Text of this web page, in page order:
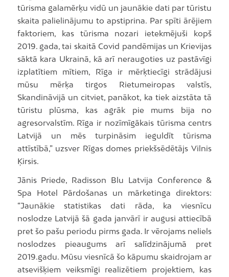
tūrisma galamērķu vidū un jaunākie dati par tūristu
skaita palielinājumu to apstiprina. Par spīti ārējiem
faktoriem, kas tūrisma nozari ietekmējuši kopš
2019. gada, tai skaitā Covid pandēmijas un Krievijas
sāktā kara Ukrainā, kā arī neraugoties uz pastāvīgi
izplatītiem mītiem, Rīga ir mērķtiecīgi strādājusi
mūsu mērķa tirgos Rietumeiropas valstīs,
Skandināvijā un citviet, panākot, ka tiek aizstāta tā
tūristu plūsma, kas agrāk pie mums bija no
agresorvalstīm. Rīga ir nozīmīgākais tūrisma centrs
Latvijā un mēs turpināsim ieguldīt tūrisma
attīstībā,” uzsver Rīgas domes priekšsēdētājs Vilnis
Ķirsis.
Jānis Priede, Radisson Blu Latvija Conference &
Spa Hotel Pārdošanas un mārketinga direktors:
“Jaunākie statistikas dati rāda, ka viesnīcu
noslodze Latvijā šā gada janvārī ir augusi attiecībā
pret šo pašu periodu pirms gada. Ir vērojams neliels
noslodzes pieaugums arī salīdzinājumā pret
2019.gadu. Mūsu viesnīcā šo kāpumu skaidrojam ar
atsevišķiem veiksmīgi realizētiem projektiem, kas